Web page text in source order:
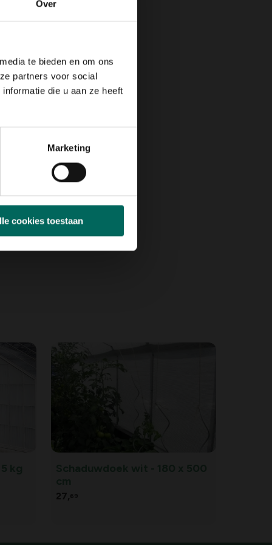
Over
te bieden en om ons
partners voor social
die u aan ze heeft
Marketing
cookies toestaan
27,69